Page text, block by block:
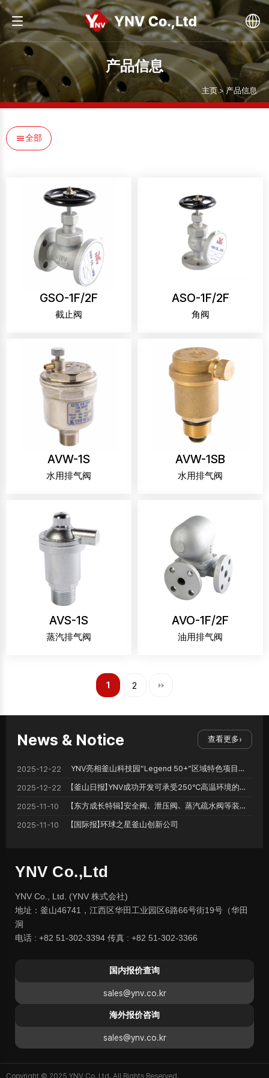
产品信息
主页 > 产品信息
全部
GSO-1F/2F
截止阀
ASO-1F/2F
角阀
AVW-1S
水用排气阀
AVW-1SB
水用排气阀
AVS-1S
蒸汽排气阀
AVO-1F/2F
油用排气阀
1 2
YNV Co.,Ltd
YNV Co., Ltd. (YNV 株式会社)
地址：釜山46741，江西区华田工业园区6路66号街19号（华田
洞
电话 : +82 51-302-3394 传真 : +82 51-302-3366
国内报价查询
sales@ynv.co.kr
海外报价咨询
sales@ynv.co.kr
News & Notice 查看更多›
2025-12-22 YNV亮相釜山科技园“Legend 50+”区域特色项目成果分享会
2025-12-22 【釜山日报】YNV成功开发可承受250℃高温环境的中小企业用安全阀
2025-11-10 【东方成长特辑】安全阀、泄压阀、蒸汽疏水阀等装置有助于稳定供电。
2025-11-10 【国际报】环球之星釜山创新公司